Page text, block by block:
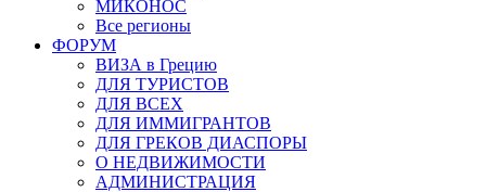
МИКОНОС
Все регионы
ФОРУМ
ВИЗА в Грецию
ДЛЯ ТУРИСТОВ
ДЛЯ ВСЕХ
ДЛЯ ИММИГРАНТОВ
ДЛЯ ГРЕКОВ ДИАСПОРЫ
О НЕДВИЖИМОСТИ
АДМИНИСТРАЦИЯ